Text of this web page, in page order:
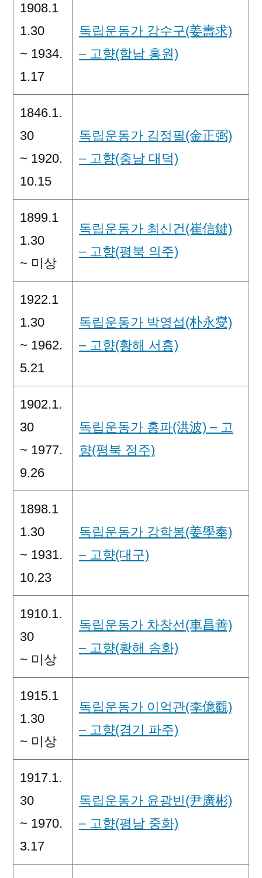
1908.1
1.30
~ 1934.
1.17
독립운동가 강수구(姜壽求)
– 고향(함남 홍원)
1846.1.
30
~ 1920.
10.15
독립운동가 김정필(金正弼)
– 고향(충남 대덕)
1899.1
1.30
~ 미상
독립운동가 최신건(崔信鍵)
– 고향(평북 의주)
1922.1
1.30
~ 1962.
5.21
독립운동가 박영섭(朴永燮)
– 고향(황해 서흥)
1902.1.
30
~ 1977.
9.26
독립운동가 홍파(洪波) – 고
향(평북 정주)
1898.1
1.30
~ 1931.
10.23
독립운동가 강학봉(姜學奉)
– 고향(대구)
1910.1.
30
~ 미상
독립운동가 차창선(車昌善)
– 고향(황해 송화)
1915.1
1.30
~ 미상
독립운동가 이억관(李億觀)
– 고향(경기 파주)
1917.1.
30
~ 1970.
3.17
독립운동가 윤광빈(尹廣彬)
– 고향(평남 중화)